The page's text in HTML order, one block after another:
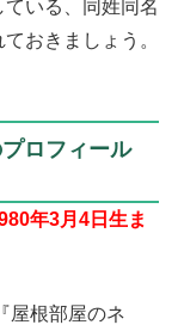
いる、同姓同名
おきましょう。
ロフィール
年3月4日生ま
屋根部屋のネ